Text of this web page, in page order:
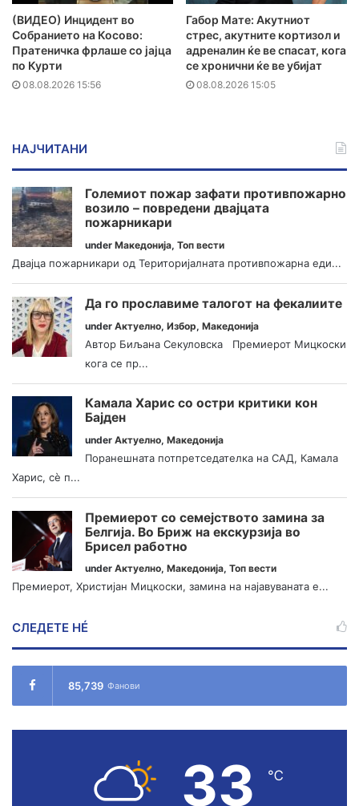
(ВИДЕО) Инцидент во
Собранието на Косово:
Пратеничка фрлаше со јајца
по Курти
08.08.2026 15:56
Габор Мате: Акутниот
стрес, акутните кортизол и
адреналин ќе ве спасат, кога
се хронични ќе ве убијат
08.08.2026 15:05
НАЈЧИТАНИ
Големиот пожар зафати противпожарно
возило – повредени двајцата
пожарникари
under Македонија, Топ вести
Двајца пожарникари од Територијалната противпожарна еди...
Да го прославиме талогот на фекалиите
under Актуелно, Избор, Македонија
Автор Биљана Секуловска Премиерот Мицкоски
кога се пр...
Камала Харис со остри критики кон
Бајден
under Актуелно, Македонија
Поранешната потпретседателка на САД, Камала
Харис, сè п...
Премиерот со семејството замина за
Белгија. Во Бриж на екскурзија во
Брисел работно
under Актуелно, Македонија, Топ вести
Премиерот, Христијан Мицкоски, замина на најавуваната е...
СЛЕДЕТЕ НÉ
85,739 Фанови
33 ℃